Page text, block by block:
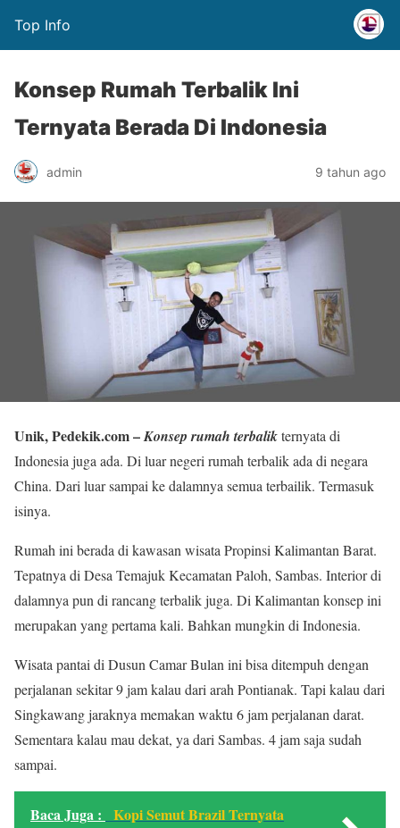
Top Info
Konsep Rumah Terbalik Ini
Ternyata Berada Di Indonesia
admin 9 tahun ago
Unik, Pedekik.com –Konsep rumah terbalikternyata di
Indonesia juga ada. Di luar negeri rumah terbalik ada di negara
China. Dari luar sampai ke dalamnya semua terbailik. Termasuk
isinya.
Rumah ini berada di kawasan wisata Propinsi Kalimantan Barat.
Tepatnya di Desa Temajuk Kecamatan Paloh, Sambas. Interior di
dalamnya pun di rancang terbalik juga. Di Kalimantan konsep ini
merupakan yang pertama kali. Bahkan mungkin di Indonesia.
Wisata pantai di Dusun Camar Bulan ini bisa ditempuh dengan
perjalanan sekitar 9 jam kalau dari arah Pontianak. Tapi kalau dari
Singkawang jaraknya memakan waktu 6 jam perjalanan darat.
Sementara kalau mau dekat, ya dari Sambas. 4 jam saja sudah
sampai.
Baca Juga :
Kopi Semut Brazil Ternyata